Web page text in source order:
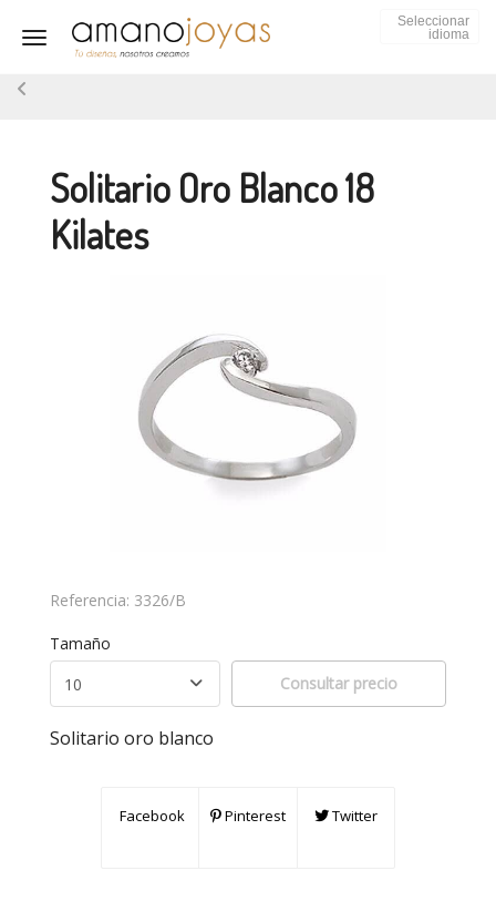
Seleccionar
idioma
Toggle navigation
Solitario Oro Blanco 18
Kilates
Referencia: 3326/B
Tamaño
Consultar precio
Solitario oro blanco
Facebook Pinterest Twitter